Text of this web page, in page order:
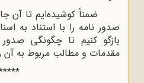
ضمناً کوشیده‌ایم تا آن
صدور نامه را با استناد به
بازگو کنیم تا چگونگی
مقدمات و مطالب مربوط به آن